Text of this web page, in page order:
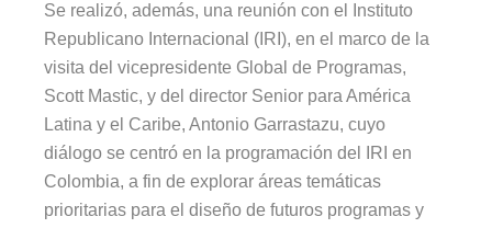
Se realizó, además, una reunión con el Instituto
Republicano Internacional (IRI), en el marco de la
visita del vicepresidente Global de Programas,
Scott Mastic, y del director Senior para América
Latina y el Caribe, Antonio Garrastazu, cuyo
diálogo se centró en la programación del IRI en
Colombia, a fin de explorar áreas temáticas
prioritarias para el diseño de futuros programas y